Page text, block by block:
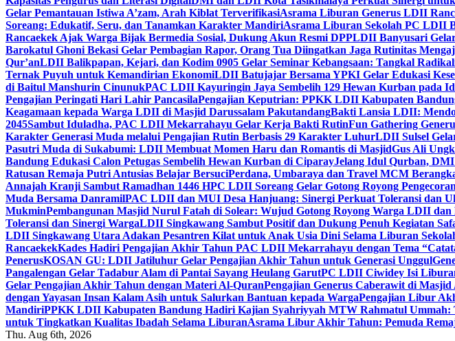
Gelar Pemantauan Istiwa A’zam, Arah Kiblat TerverifikasiAsrama Liburan Generus LDII
Soreang: Edukatif, Seru, dan Tanamkan Karakter MandiriAsrama Liburan Sekolah PC LDII
Rancaekek Ajak Warga Bijak Bermedia Sosial, Dukung Akun Resmi DPPLDII Banyusari
Barokatul Ghoni Bekasi Gelar Pembagian Rapor, Orang Tua Diingatkan Jaga Rutinitas
Qur’anLDII Balikpapan, Kejari, dan Kodim 0905 Gelar Seminar Kebangsaan: Tangkal
Ternak Puyuh untuk Kemandirian EkonomiLDII Batujajar Bersama YPKI Gelar Edukasi
di Baitul Manshurin CinunukPAC LDII Kayuringin Jaya Sembelih 129 Hewan Kurban pada
Pengajian Peringati Hari Lahir PancasilaPengajian Keputrian: PPKK LDII Kabupaten
Keagamaan kepada Warga LDII di Masjid Darussalam PakutandangBakti Lansia LDII:
2045Sambut Iduladha, PAC LDII Mekarrahayu Gelar Kerja Bakti RutinFun Gathering
Karakter Generasi Muda melalui Pengajian Rutin Berbasis 29 Karakter LuhurLDII Sulsel
Pasutri Muda di Sukabumi: LDII Membuat Momen Haru dan Romantis di MasjidGus Ali
Bandung Edukasi Calon Petugas Sembelih Hewan Kurban di CiparayJelang Idul Qurban,
Ratusan Remaja Putri Antusias Belajar BersuciPerdana, Umbaraya dan Travel MCM
Annajah Kranji Sambut Ramadhan 1446 HPC LDII Soreang Gelar Gotong Royong
Muda Bersama DanramilPAC LDII dan MUI Desa Hanjuang: Sinergi Perkuat Toleransi dan
MukminPembangunan Masjid Nurul Fatah di Solear: Wujud Gotong Royong Warga LDII dan
Toleransi dan Sinergi WargaLDII Singkawang Sambut Positif dan Dukung Penuh Kegiatan
LDII Singkawang Utara Adakan Pesantren Kilat untuk Anak Usia Dini Selama Liburan
RancaekekKades Hadiri Pengajian Akhir Tahun PAC LDII Mekarrahayu dengan Tema
PenerusKOSAN GU: LDII Jatiluhur Gelar Pengajian Akhir Tahun untuk Generasi Unggul
Pangalengan Gelar Tadabur Alam di Pantai Sayang Heulang GarutPC LDII Ciwidey Isi
Gelar Pengajian Akhir Tahun dengan Materi Al-QuranPengajian Generus Caberawit di
dengan Yayasan Insan Kalam Asih untuk Salurkan Bantuan kepada WargaPengajian Libur
MandiriPPKK LDII Kabupaten Bandung Hadiri Kajian Syahriyyah MTW Rahmatul Ummah:
untuk Tingkatkan Kualitas Ibadah Selama LiburanAsrama Libur Akhir Tahun: Pemuda
Thu. Aug 6th, 2026